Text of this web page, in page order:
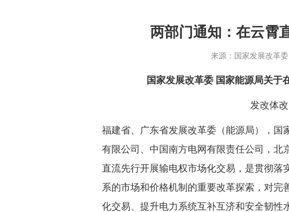
两部门通知：在云霄
来源： 国家发展改革委
国家发展改革委 国家能源局关于
发改体
福建省、广东省发展改革委（能源局），国
有限公司、中国南方电网有限责任公司，北
直流先行开展输电权市场化交易，是贯彻落
系的市场和价格机制的重要改革探索，对
化交易、提升电力系统互补互济和安全韧性